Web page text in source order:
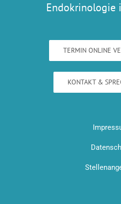
Endokrinologie
TERMIN ONLINE
KONTAKT &